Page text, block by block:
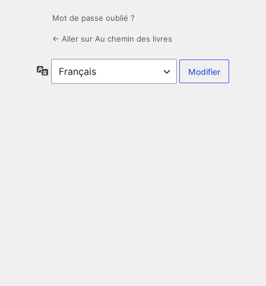
Mot de passe oublié ?
← Aller sur Au chemin des livres
Langue